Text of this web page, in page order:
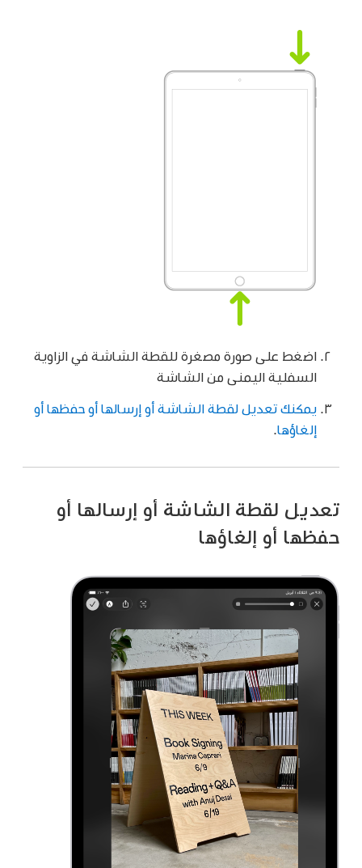
اضغط على صورة مصغرة للقطة الشاشة في الزاوية
السفلية اليمنى من الشاشة
يمكنك تعديل لقطة الشاشة أو إرسالها أو حفظها أو
إلغاؤها
تعديل لقطة الشاشة أو إرسالها أو
حفظها أو إلغاؤها